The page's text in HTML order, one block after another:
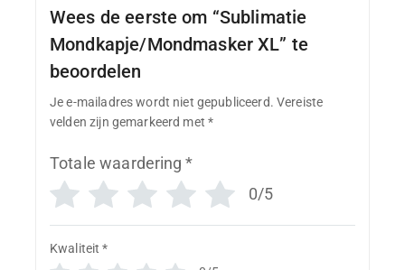
Wees de eerste om “Sublimatie
Mondkapje/Mondmasker XL” te
beoordelen
Je e-mailadres wordt niet gepubliceerd. Vereiste
velden zijn gemarkeerd met*
Totale waardering *
0/5
Kwaliteit *